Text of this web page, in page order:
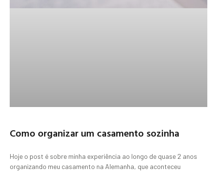
Como organizar um casamento sozinha
Hoje o post é sobre minha experiência ao longo de quase 2 anos
organizando meu casamento na Alemanha, que aconteceu